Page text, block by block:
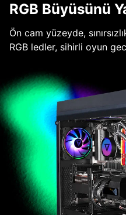
RGB Büyüsünü
Ön cam yüzeyde,
RGB ledler, sihirli oyun